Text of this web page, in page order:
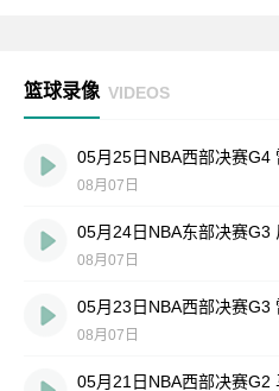
篮球录像 VIDEOS
05月25日NBA西部决赛G4
08月07日
05月24日NBA东部决赛G3
08月07日
05月23日NBA西部决赛G3
08月07日
05月21日NBA西部决赛G2